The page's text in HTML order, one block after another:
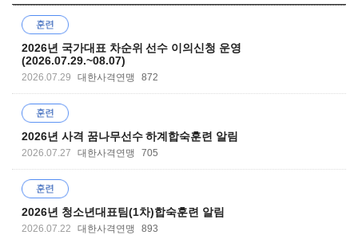
2026년 국가대표 차순위 선수 이의신청 운영
(2026.07.29.~08.07)
2026.07.29 대한사격연맹 872
2026년 사격 꿈나무선수 하계합숙훈련 알림
2026.07.27 대한사격연맹 705
2026년 청소년대표팀(1차)합숙훈련 알림
2026.07.22 대한사격연맹 893